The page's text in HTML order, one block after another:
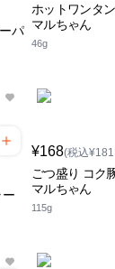
パ
ホットワンタ
マルちゃん
46g
ー
¥168(税込
ごつ盛り コク
マルちゃん
115g